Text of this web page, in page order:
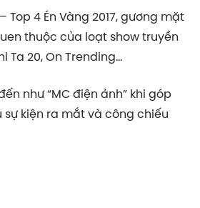
Top 4 Én Vàng 2017, gương mặt
thuộc của loạt show truyền
Ta 20, On Trending…
như “MC điện ảnh” khi góp
kiện ra mắt và công chiếu
lễ hội giải trí lớn (School Fest,
Fun Fest, Happy Day Concert in